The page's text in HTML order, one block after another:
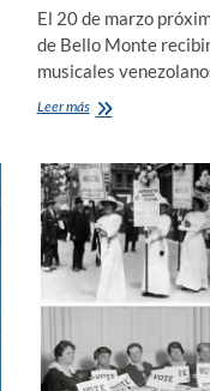
El 20 de marzo
de Bello Monte
musicales
Leer másC4
vuelta
en
Venezuela